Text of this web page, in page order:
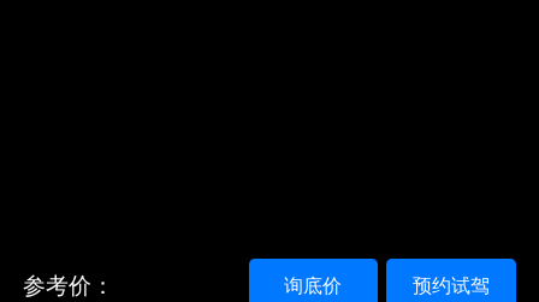
参考价： 预约试驾
询底价